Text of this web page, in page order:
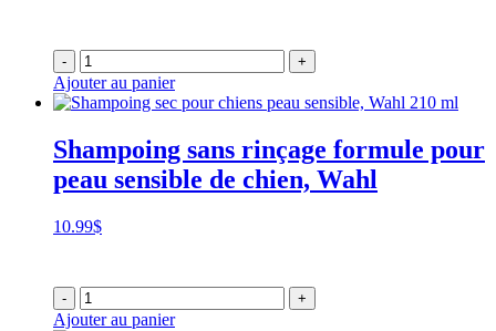
- +
Ajouter au panier
Shampoing sans rinçage formule pour
peau sensible de chien, Wahl
10.99$
- +
Ajouter au panier